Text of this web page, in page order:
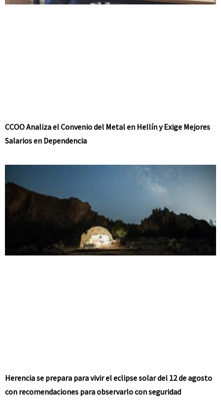
CCOO Analiza el Convenio del Metal en Hellín y Exige Mejores
Salarios en Dependencia
Herencia se prepara para vivir el eclipse solar del 12 de agosto
con recomendaciones para observarlo con seguridad